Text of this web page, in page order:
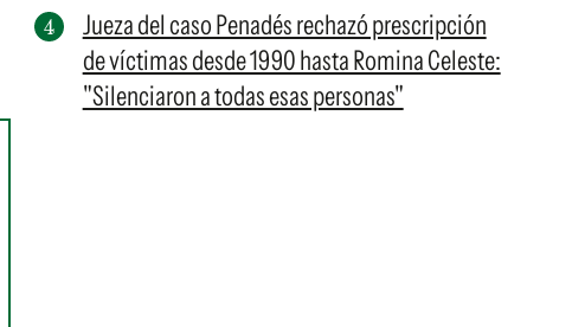
Jueza del caso Penadés rechazó prescripción
de víctimas desde 1990 hasta Romina Celeste:
"Silenciaron a todas esas personas"